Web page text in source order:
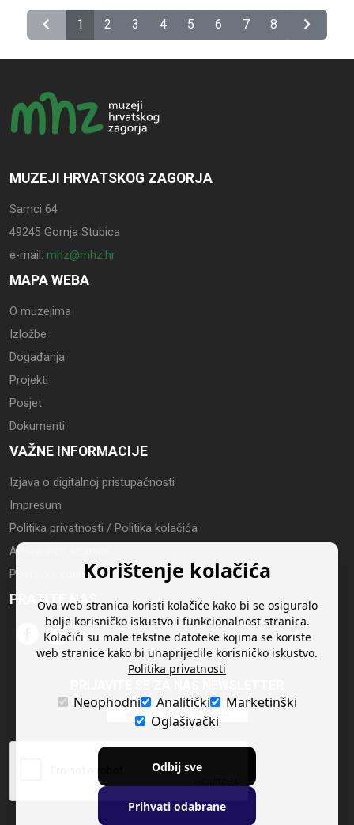
chevron_left 1 2 3 4 5 6 7 8 chevron_right
MUZEJI HRVATSKOG ZAGORJA
Samci 64
49245 Gornja Stubica
e-mail: mhz@mhz.hr
MAPA WEBA
O muzejima
Izložbe
Događanja
Projekti
Posjet
Dokumenti
VAŽNE INFORMACIJE
Izjava o digitalnoj pristupačnosti
Impresum
Politika privatnosti / Politika kolačića
Arhiva web stranice
Postavke kolačića
PRATITE NAS
Korištenje kolačića
Ova web stranica koristi kolačiće kako bi se osiguralo
bolje korisničko iskustvo i funkcionalnost stranica.
Kolačići su male tekstne datoteke kojima se koriste
web stranice kako bi unaprijedile korisničko iskustvo.
Politika privatnosti
Neophodni Analitički
Marketinški
Oglašivački
Odbij sve
Prihvati odabrane